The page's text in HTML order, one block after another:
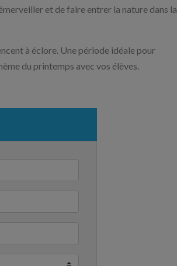
et de faire entrer la nature dans la
à éclore. Une période idéale pour
du printemps avec vos élèves.